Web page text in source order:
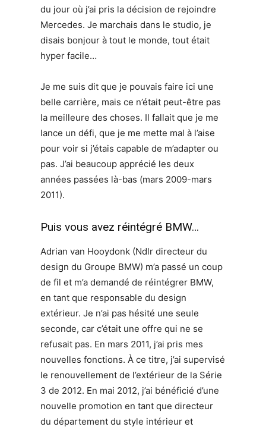
du jour où j’ai pris la décision de rejoindre
Mercedes. Je marchais dans le studio, je
disais bonjour à tout le monde, tout était
hyper facile…
Je me suis dit que je pouvais faire ici une
belle carrière, mais ce n’était peut-être pas
la meilleure des choses. Il fallait que je me
lance un défi, que je me mette mal à l’aise
pour voir si j’étais capable de m’adapter ou
pas. J’ai beaucoup apprécié les deux
années passées là-bas (mars 2009-mars
2011).
Puis vous avez réintégré BMW…
Adrian van Hooydonk (Ndlr directeur du
design du Groupe BMW) m’a passé un coup
de fil et m’a demandé de réintégrer BMW,
en tant que responsable du design
extérieur. Je n’ai pas hésité une seule
seconde, car c’était une offre qui ne se
refusait pas. En mars 2011, j’ai pris mes
nouvelles fonctions. À ce titre, j’ai supervisé
le renouvellement de l’extérieur de la Série
3 de 2012. En mai 2012, j’ai bénéficié d’une
nouvelle promotion en tant que directeur
du département du style intérieur et